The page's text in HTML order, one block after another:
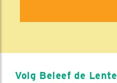
Volg Beleef de Lente